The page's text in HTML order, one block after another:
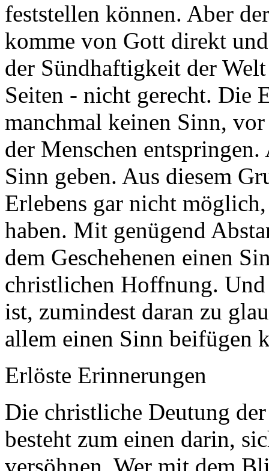
feststellen können. Aber
komme von Gott direkt
der Sündhaftigkeit der
Seiten - nicht gerecht. Die
manchmal keinen Sinn,
der Menschen
Sinn geben. Aus diesem
Erlebens gar nicht
haben. Mit genügend
dem Geschehenen einen
christlichen Hoffnung.
ist, zumindest daran zu
allem einen Sinn beifügen
Erlöste Erinnerungen
Die christliche Deutung
besteht zum einen darin,